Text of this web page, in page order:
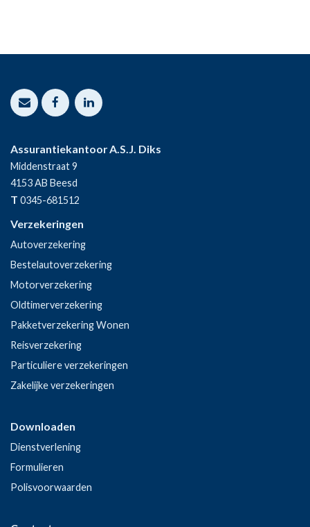
Assurantiekantoor A.S.J. Diks
Middenstraat 9
4153 AB Beesd
T 0345-681512
Verzekeringen
Autoverzekering
Bestelautoverzekering
Motorverzekering
Oldtimerverzekering
Pakketverzekering Wonen
Reisverzekering
Particuliere verzekeringen
Zakelijke verzekeringen
Downloaden
Dienstverlening
Formulieren
Polisvoorwaarden